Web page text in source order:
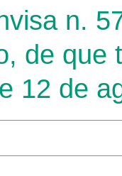
n.
de que
12 de